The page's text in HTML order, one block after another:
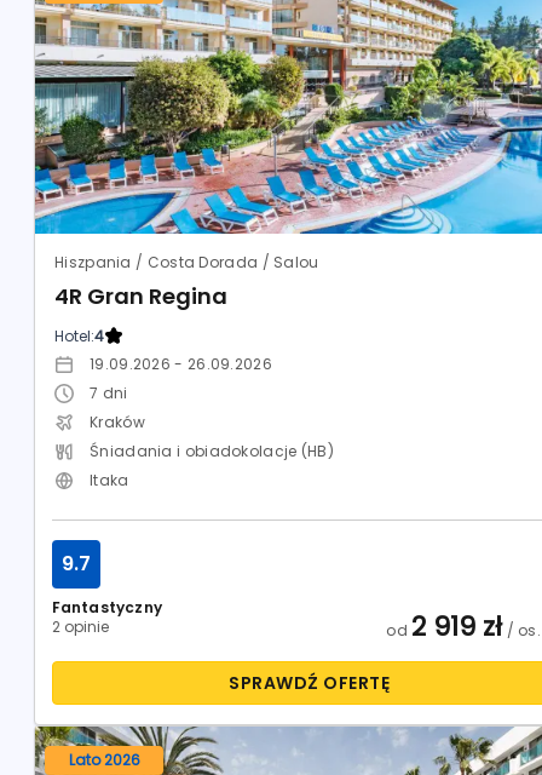
Hiszpania / Costa Dorada / Salou
4R Gran Regina
Hotel:4
19.09.2026 - 26.09.2026
7 dni
Kraków
Śniadania i obiadokolacje (HB)
Itaka
Fantastyczny
2 opinie
9.7
od 2 919 zł/ os.
SPRAWDŹ OFERTĘ
Lato 2026